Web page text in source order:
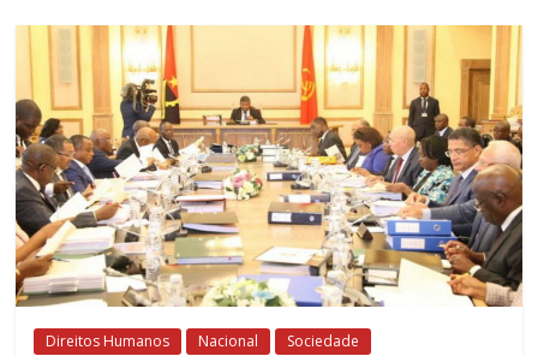
Direitos Humanos Nacional Sociedade